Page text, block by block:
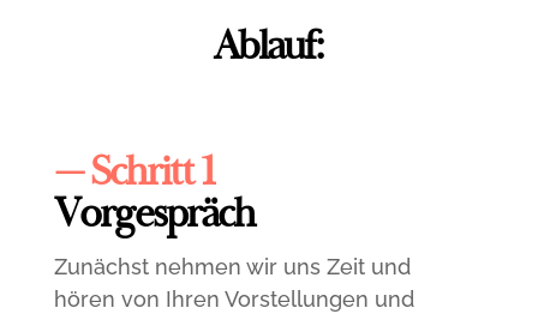
Ablauf:
— Schritt 1
Vorgespräch
Zunächst nehmen wir uns Zeit und
hören von Ihren Vorstellungen und